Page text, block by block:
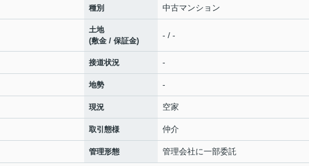
種別 中古マンション
土地
(敷金 / 保証金)
- / -
接道状況 -
地勢 -
現況 空家
取引態様 仲介
管理形態 管理会社に一部委託